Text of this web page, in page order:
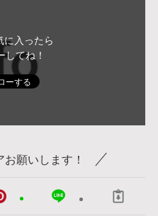
に入ったら
してね！
願いします！